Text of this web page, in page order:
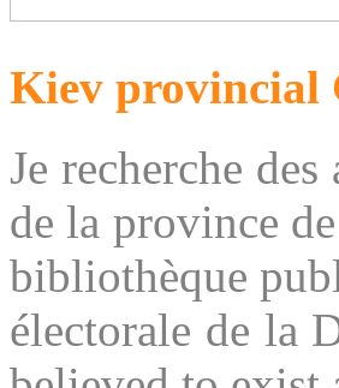
Kiev provincial
Je recherche
de la province
bibliothèque
électorale de la